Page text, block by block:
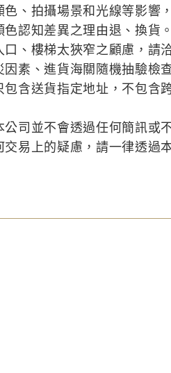
、拍攝場景和光線等影
認知差異之理由退、換貨。
、樓梯太狹窄之顧慮，請
素、進貨海關隨機抽驗檢
含送貨指定地址，不包含
司並不會透過任何簡訊
易上的疑慮，請一律透過